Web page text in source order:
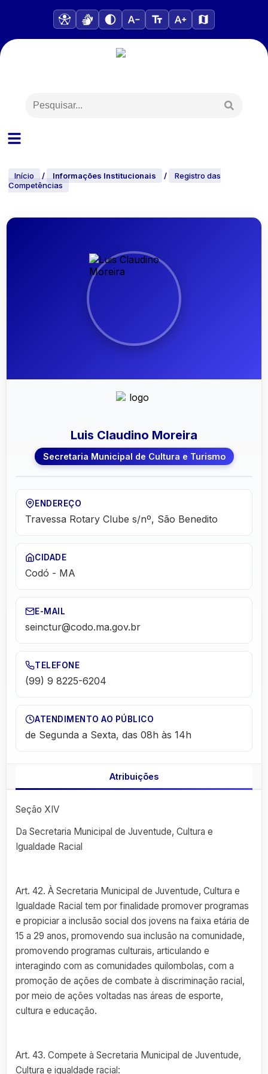
Início / Informações Institucionais /
Registro das
Competências
Luis Claudino Moreira
Secretaria Municipal de Cultura e Turismo
ENDEREÇO
Travessa Rotary Clube s/nº, São Benedito
CIDADE
Codó - MA
E-MAIL
seinctur@codo.ma.gov.br
TELEFONE
(99) 9 8225-6204
ATENDIMENTO AO PÚBLICO
de Segunda a Sexta, das 08h às 14h
Atribuições
Seção XIV
Da Secretaria Municipal de Juventude, Cultura e
Igualdade Racial
Art. 42. À Secretaria Municipal de Juventude, Cultura e
Igualdade Racial tem por finalidade promover programas
e propiciar a inclusão social dos jovens na faixa etária de
15 a 29 anos, promovendo sua inclusão na comunidade,
promovendo programas culturais, articulando e
interagindo com as comunidades quilombolas, com a
promoção de ações de combate à discriminação racial,
por meio de ações voltadas nas áreas de esporte,
cultura e educação.
Art. 43. Compete à Secretaria Municipal de Juventude,
Cultura e igualdade racial: